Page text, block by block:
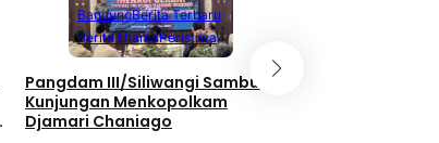
BandungBerita Terbaru
Berita UtamaPeristiwa
Pangdam III/Siliwangi Sambut
Kunjungan Menkopolkam
Djamari Chaniago